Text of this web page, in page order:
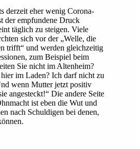
derzeit eher wenig Corona-
der empfundene Druck
täglich zu steigen. Viele
sich vor der „Welle, die
trifft“ und werden gleichzeitig
zum Beispiel beim
Sie nicht im Altenheim?
im Laden? Ich darf nicht zu
wenn Mutter jetzt positiv
angesteckt!“ Die andere Seite
ist eben die Wut und
nach Schuldigen bei denen,